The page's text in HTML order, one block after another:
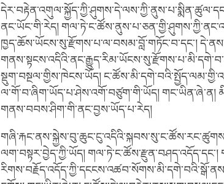
ནང་ཡོང་གི་རེད།
ཁྱད་ཆོས་ཡོངས་སུ་རྫོགས་པ་ལ་བསམ་བློ་གཏོང་བ་དང་།
སྡུག་བསྔལ་གྱིས་ཁེངས་ཡོད།
ལ་གོ་བ་ཞིག་ཡོད་པ་ཤེས་འགོ་བཙུག་གི་ཡོད། གང་ཡིན་ཞེ་ན།
གནས་བབས་ཤིག་གི་ནང་བྱས་ཡོད་པ་རེད།
ལག་བསྟར་བྱེད་ཀྱི་ཡོད།